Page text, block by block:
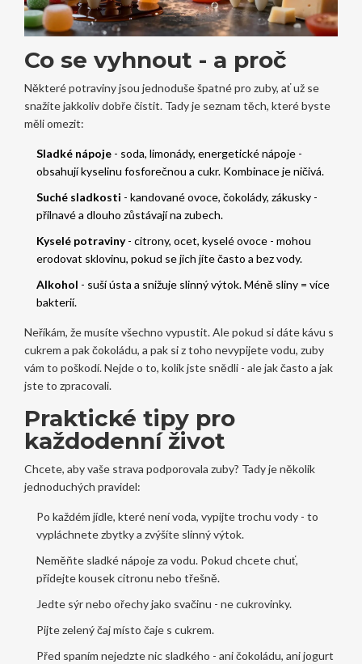
Co se vyhnout - a proč
Některé potraviny jsou jednoduše špatné pro zuby, ať už se
snažíte jakkoliv dobře čistit. Tady je seznam těch, které byste
měli omezit:
Sladké nápoje- soda, limonády, energetické nápoje -
obsahují kyselinu fosforečnou a cukr. Kombinace je ničivá.
Suché sladkosti - kandované ovoce, čokolády, zákusky -
přilnavé a dlouho zůstávají na zubech.
Kyselé potraviny- citrony, ocet, kyselé ovoce - mohou
erodovat sklovinu, pokud se jich jíte často a bez vody.
Alkohol - suší ústa a snižuje slinný výtok. Méně sliny = více
bakterií.
Neříkám, že musíte všechno vypustit. Ale pokud si dáte kávu s
cukrem a pak čokoládu, a pak si z toho nevypijete vodu, zuby
vám to poškodí. Nejde o to, kolik jste snědli - ale jak často a jak
jste to zpracovali.
Praktické tipy pro
každodenní život
Chcete, aby vaše strava podporovala zuby? Tady je několik
jednoduchých pravidel:
Po každém jídle, které není voda, vypijte trochu vody - to
vypláchnete zbytky a zvýšíte slinný výtok.
Neměňte sladké nápoje za vodu. Pokud chcete chuť,
přidejte kousek citronu nebo třešně.
Jedte sýr nebo ořechy jako svačinu - ne cukrovinky.
Pijte zelený čaj místo čaje s cukrem.
Před spaním nejedzte nic sladkého - ani čokoládu, ani jogurt